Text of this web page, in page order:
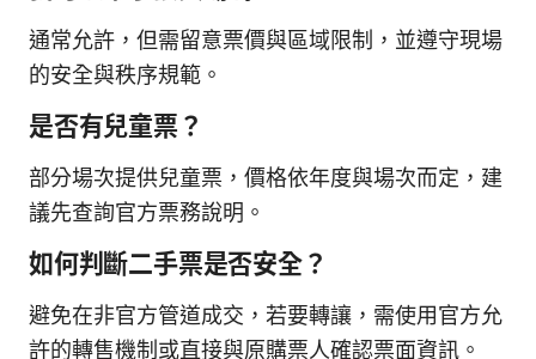
通常允許，但需留意票價與區域限制，並遵守現場
的安全與秩序規範。
是否有兒童票？
部分場次提供兒童票，價格依年度與場次而定，建
議先查詢官方票務說明。
如何判斷二手票是否安全？
避免在非官方管道成交，若要轉讓，需使用官方允
許的轉售機制或直接與原購票人確認票面資訊。